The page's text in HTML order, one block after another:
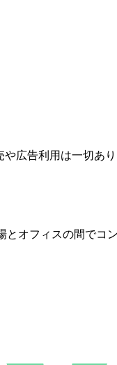
広告利用は一切あ
オフィスの間でコ